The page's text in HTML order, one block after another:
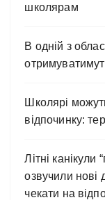
школярам
В одній з
Школярі
відпочинку:
Літні канікули
озвучили нові
чекати на